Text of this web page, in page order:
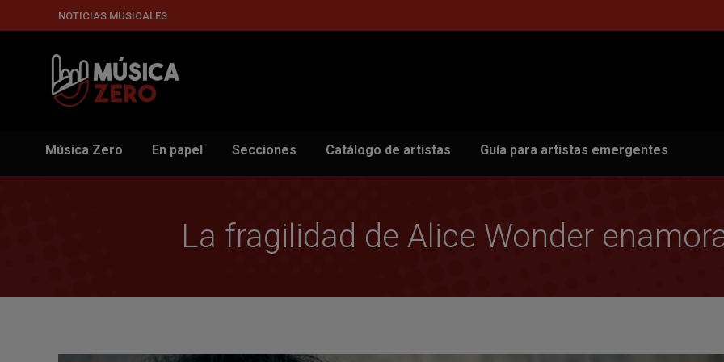
NOTICIAS MUSICALES
Música Zero En papel Secciones Catálogo de artistas Guía para artistas emergentes
La fragilidad de Alice Wonder